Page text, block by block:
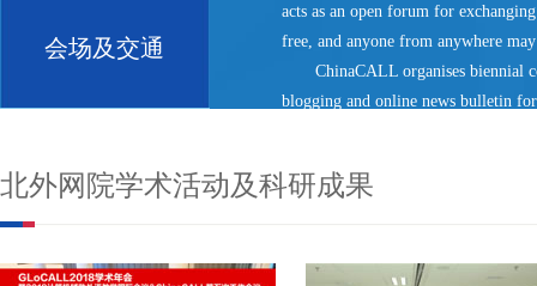
acts as an open forum for
free, and anyone from anywhere
ChinaCALL organises biennial
blogging and online news bulletin
PacCALL, and looks forward to
会场及交通
北外网院学术活动及科研成果